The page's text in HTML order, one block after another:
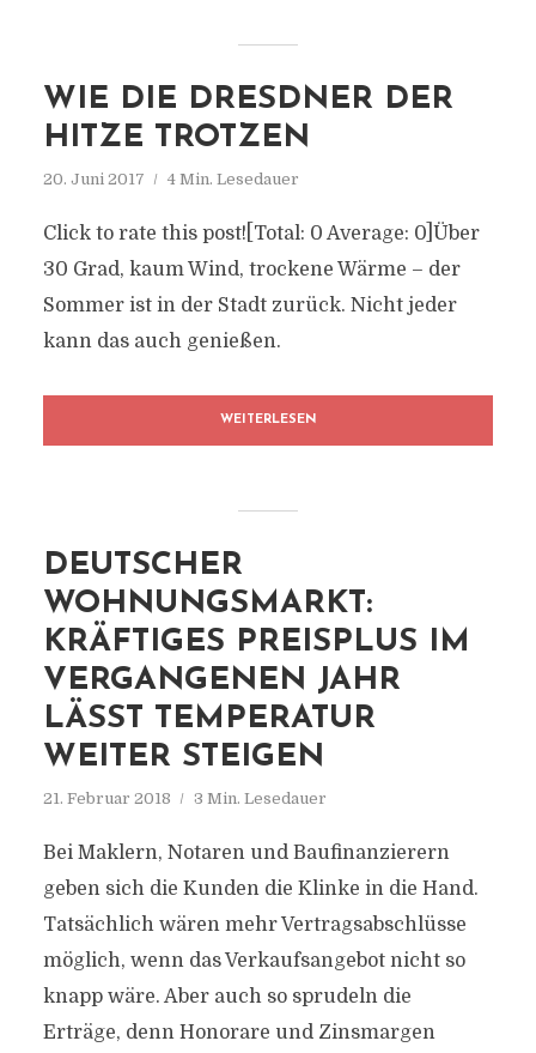
WIE DIE DRESDNER DER
HITZE TROTZEN
20. Juni 2017 4 Min. Lesedauer
Click to rate this post![Total: 0 Average: 0]Über
30 Grad, kaum Wind, trockene Wärme – der
Sommer ist in der Stadt zurück. Nicht jeder
kann das auch genießen.
WEITERLESEN
DEUTSCHER
WOHNUNGSMARKT:
KRÄFTIGES PREISPLUS IM
VERGANGENEN JAHR
LÄSST TEMPERATUR
WEITER STEIGEN
21. Februar 2018 3 Min. Lesedauer
Bei Maklern, Notaren und Baufinanzierern
geben sich die Kunden die Klinke in die Hand.
Tatsächlich wären mehr Vertragsabschlüsse
möglich, wenn das Verkaufsangebot nicht so
knapp wäre. Aber auch so sprudeln die
Erträge, denn Honorare und Zinsmargen